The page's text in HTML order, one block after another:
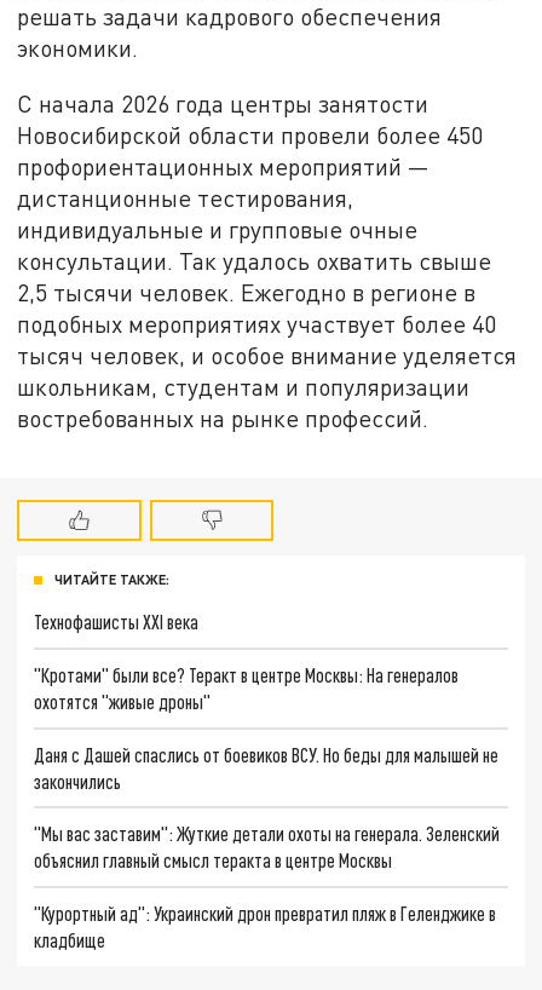
решать задачи кадрового обеспечения
экономики.
С начала 2026 года центры занятости
Новосибирской области провели более 450
профориентационных мероприятий —
дистанционные тестирования,
индивидуальные и групповые очные
консультации. Так удалось охватить свыше
2,5 тысячи человек. Ежегодно в регионе в
подобных мероприятиях участвует более 40
тысяч человек, и особое внимание уделяется
школьникам, студентам и популяризации
востребованных на рынке профессий.
ЧИТАЙТЕ ТАКЖЕ:
Технофашисты XXI века
"Кротами" были все? Теракт в центре Москвы: На генералов
охотятся "живые дроны"
Даня с Дашей спаслись от боевиков ВСУ. Но беды для малышей не
закончились
"Мы вас заставим": Жуткие детали охоты на генерала. Зеленский
объяснил главный смысл теракта в центре Москвы
"Курортный ад": Украинский дрон превратил пляж в Геленджике в
кладбище